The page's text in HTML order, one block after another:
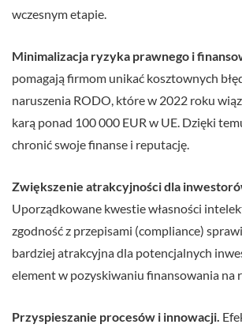
wczesnym etapie.
Minimalizacja ryzyka prawnego i
pomagają firmom unikać kosztownych
naruszenia RODO, które w 2022 roku
karą ponad 100 000 EUR w UE. Dzięki
chronić swoje finanse i reputację.
Zwiększenie atrakcyjności dla
Uporządkowane kwestie własności
zgodność z przepisami (compliance)
bardziej atrakcyjna dla potencjalnych
element w pozyskiwaniu finansowania na
Przyspieszanie procesów i innowacji.